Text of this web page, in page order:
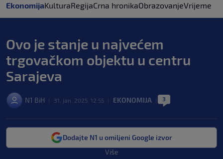
EkonomijaKulturaRegijaCrna hronikaObrazovanjeVrijeme
Ovo je stanje u najvećem
trgovačkom objektu u centru
Sarajeva
N1 BiH 31. jan. 2025. 12:55 EKONOMIJA 3
Dodajte N1 u omiljeni Google izvor
Više